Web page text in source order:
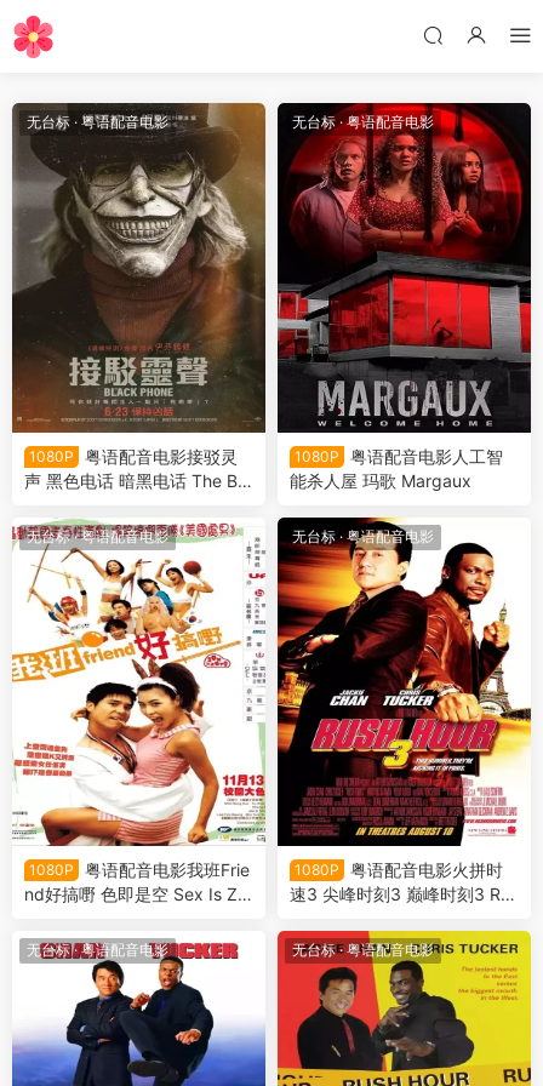
无台标 · 粤语配音电影
1080P
粤语配音电影接驳灵
声 黑色电话 暗黑电话 The Bla
无台标·粤语配音电影
1080P
粤语配音电影人工智
能杀人屋 玛歌 Margaux
无台标·粤语配音电影
1080P
粤语配音电影我班Frie
nd好搞嘢 色即是空 Sex Is Zer
无台标 ·粤语配音电影
1080P
粤语配音电影火拼时
速3 尖峰时刻3 巅峰时刻3 Rus
无台标·粤语配音电影 无台标·粤语配音电影